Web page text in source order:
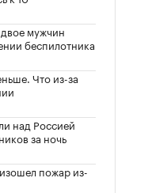
мужчин
беспилотника
Что из-за
над Россией
за ночь
пожар из-